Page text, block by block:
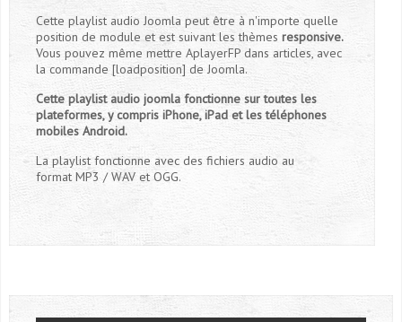
Cette playlist audio Joomla peut être à n'importe quelle
position de module et est suivant les thèmes responsive.
Vous pouvez même mettre AplayerFP dans articles, avec
la commande [loadposition] de Joomla.
Cette playlist audio joomla fonctionne sur toutes les
plateformes, y compris iPhone, iPad et les téléphones
mobiles Android.
La playlist fonctionne avec des fichiers audio au
format MP3 / WAV et OGG.